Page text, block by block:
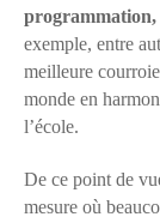
programmation,
exemple, entre
meilleure
monde en
l’école.
De ce point de
mesure où